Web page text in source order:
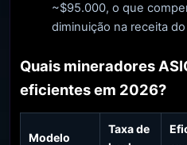
~$95.000, o que
diminuição na receita do
Quais mineradores
eficientes em 2026?
Modelo
Taxa de